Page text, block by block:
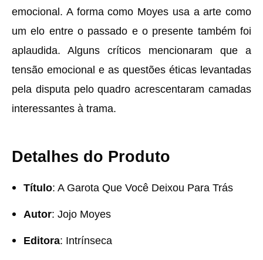
emocional. A forma como Moyes usa a arte como
um elo entre o passado e o presente também foi
aplaudida. Alguns críticos mencionaram que a
tensão emocional e as questões éticas levantadas
pela disputa pelo quadro acrescentaram camadas
interessantes à trama.
Detalhes do Produto
Título: A Garota Que Você Deixou Para Trás
Autor: Jojo Moyes
Editora: Intrínseca